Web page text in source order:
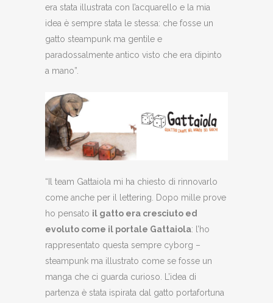
era stata illustrata con l’acquarello e la mia
idea è sempre stata le stessa: che fosse un
gatto steampunk ma gentile e
paradossalmente antico visto che era dipinto
a mano”.
“Il team Gattaiola mi ha chiesto di rinnovarlo
come anche per il lettering. Dopo mille prove
ho pensato il gatto era cresciuto ed
evoluto come il portale Gattaiola: l’ho
rappresentato questa sempre cyborg –
steampunk ma illustrato come se fosse un
manga che ci guarda curioso. L’idea di
partenza è stata ispirata dal gatto portafortuna